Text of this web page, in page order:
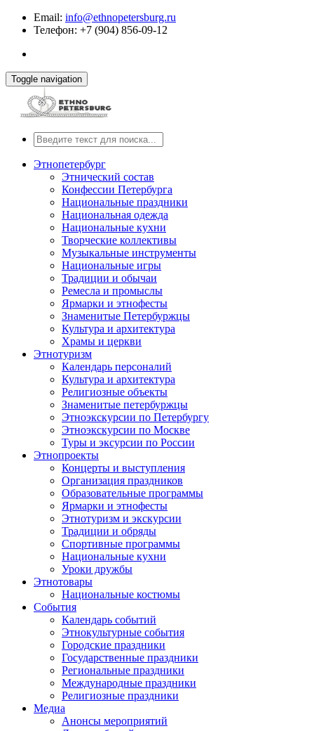
Email: info@ethnopetersburg.ru
Телефон: +7 (904) 856-09-12
Toggle navigation
Этнопетербург
Этнический состав
Конфессии Петербурга
Национальные праздники
Национальная одежда
Национальные кухни
Творческие коллективы
Музыкальные инструменты
Национальные игры
Традиции и обычаи
Ремесла и промыслы
Ярмарки и этнофесты
Знаменитые Петербуржцы
Культура и архитектура
Храмы и церкви
Этнотуризм
Календарь персоналий
Культура и архитектура
Религиозные объекты
Знаменитые петербуржцы
Этноэкскурсии по Петербургу
Этноэкскурсии по Москве
Туры и эксурсии по России
Этнопроекты
Концерты и выступления
Организация праздников
Образовательные программы
Ярмарки и этнофесты
Этнотуризм и экскурсии
Традиции и обряды
Спортивные программы
Национальные кухни
Уроки дружбы
Этнотовары
Национальные костюмы
События
Календарь событий
Этнокультурные события
Городские праздники
Государственные праздники
Региональные праздники
Международные праздники
Религиозные праздники
Медиа
Анонсы мероприятий